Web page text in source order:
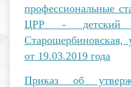
профессиональные
ЦРР -
Старощербиновская,
от 19.03.2019 года
Приказ об